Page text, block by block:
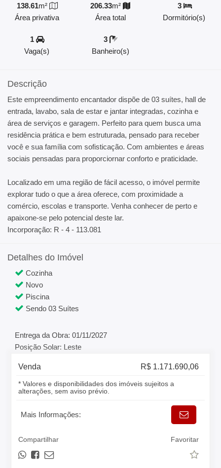
138.61m²
Área privativa
206.33m²
Área total
3
Dormitório(s)
1
Vaga(s)
3
Banheiro(s)
Descrição
Este empreendimento encantador dispõe de 03 suítes, hall de
entrada, lavabo, sala de estar e jantar integradas, cozinha e
área de serviços e garagem. Perfeito para quem busca uma
residência prática e bem estruturada, pensado para receber
você e sua família com sofisticação. Com ambientes e áreas
sociais pensadas para proporciornar conforto e praticidade.
Localizado em uma região de fácil acesso, o imóvel permite
explorar tudo o que a área oferece, com proximidade a
comércio, escolas e transporte. Venha conhecer de perto e
apaixone-se pelo potencial deste lar.
Incorporação: R - 4 - 113.081
Detalhes do Imóvel
Cozinha
Novo
Piscina
Sendo 03 Suítes
Entrega da Obra: 01/11/2027
Posição Solar: Leste
Venda R$ 1.171.690,06
* Valores e disponibilidades dos imóveis sujeitos a
alterações, sem aviso prévio.
Mais Informações:
Compartilhar Favoritar